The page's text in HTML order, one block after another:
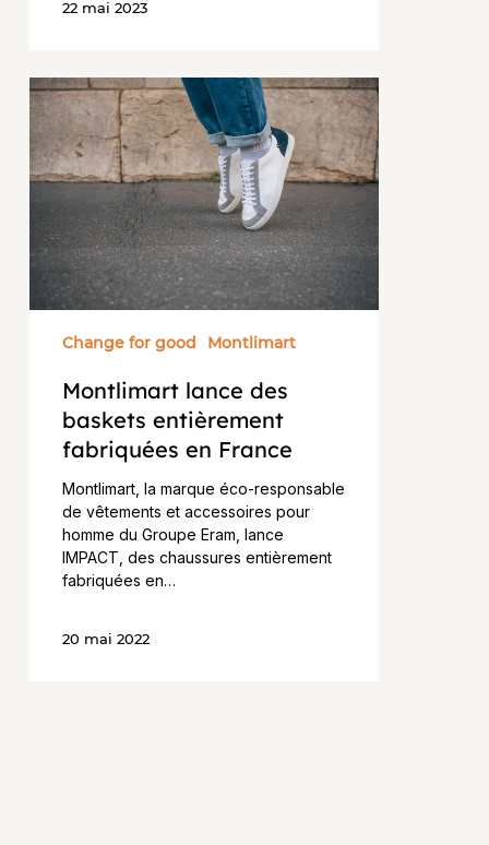
22 mai 2023
Montlimart
lance
des
baskets
entièrement
fabriquées
en
France
Change for good Montlimart
Montlimart lance des
baskets entièrement
fabriquées en France
Montlimart, la marque éco-responsable
de vêtements et accessoires pour
homme du Groupe Eram, lance
IMPACT, des chaussures entièrement
fabriquées en…
20 mai 2022